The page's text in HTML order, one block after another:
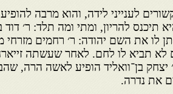
לענייני לידה, והוא מרבה
להריון, ומתי ומה תלד: ר׳ דוד
לו את השם יהודה: ר׳ רחמים מזרחי
תביא לו לחם. לאחר שעשתה
יצחק בן־וואליד הופיע לאשה הרה,
את נדרה.